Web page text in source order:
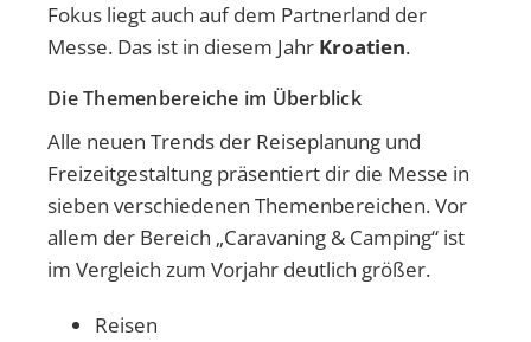
Fokus liegt auch auf dem Partnerland der
Messe. Das ist in diesem Jahr Kroatien.
Die Themenbereiche im Überblick
Alle neuen Trends der Reiseplanung und
Freizeitgestaltung präsentiert dir die Messe in
sieben verschiedenen Themenbereichen. Vor
allem der Bereich „Caravaning & Camping“ ist
im Vergleich zum Vorjahr deutlich größer.
Reisen